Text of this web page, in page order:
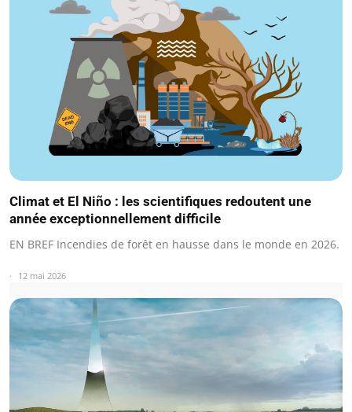
Climat et El Niño : les scientifiques redoutent une
année exceptionnellement difficile
EN BREF Incendies de forêt en hausse dans le monde en 2026.
12 mai 2026